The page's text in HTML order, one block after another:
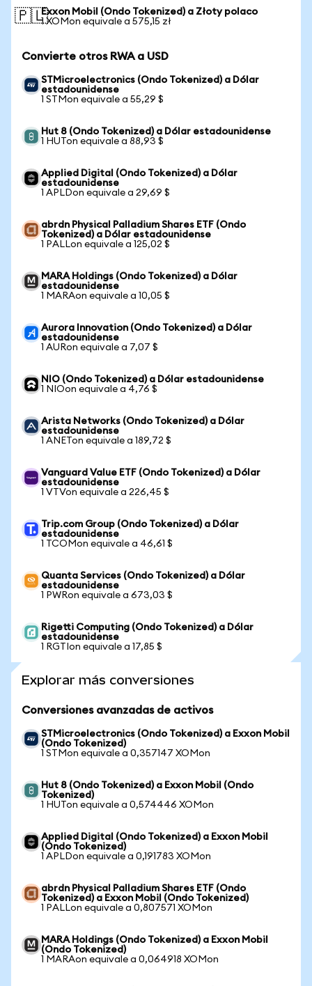
🇵🇱Exxon Mobil (Ondo Tokenized) a Złoty polaco
1 XOMon equivale a 575,15 zł
Convierte otros RWA a USD
STMicroelectronics (Ondo Tokenized) a Dólar
estadounidense
1 STMon equivale a 55,29 $
Hut 8 (Ondo Tokenized) a Dólar estadounidense
1 HUTon equivale a 88,93 $
Applied Digital (Ondo Tokenized) a Dólar
estadounidense
1 APLDon equivale a 29,69 $
abrdn Physical Palladium Shares ETF (Ondo
Tokenized) a Dólar estadounidense
1 PALLon equivale a 125,02 $
MARA Holdings (Ondo Tokenized) a Dólar
estadounidense
1 MARAon equivale a 10,05 $
Aurora Innovation (Ondo Tokenized) a Dólar
estadounidense
1 AURon equivale a 7,07 $
NIO (Ondo Tokenized) a Dólar estadounidense
1 NIOon equivale a 4,76 $
Arista Networks (Ondo Tokenized) a Dólar
estadounidense
1 ANETon equivale a 189,72 $
Vanguard Value ETF (Ondo Tokenized) a Dólar
estadounidense
1 VTVon equivale a 226,45 $
Trip.com Group (Ondo Tokenized) a Dólar
estadounidense
1 TCOMon equivale a 46,61 $
Quanta Services (Ondo Tokenized) a Dólar
estadounidense
1 PWRon equivale a 673,03 $
Rigetti Computing (Ondo Tokenized) a Dólar
estadounidense
1 RGTIon equivale a 17,85 $
Explorar más conversiones
Conversiones avanzadas de activos
STMicroelectronics (Ondo Tokenized) a Exxon Mobil
(Ondo Tokenized)
1 STMon equivale a 0,357147 XOMon
Hut 8 (Ondo Tokenized) a Exxon Mobil (Ondo
Tokenized)
1 HUTon equivale a 0,574446 XOMon
Applied Digital (Ondo Tokenized) a Exxon Mobil
(Ondo Tokenized)
1 APLDon equivale a 0,191783 XOMon
abrdn Physical Palladium Shares ETF (Ondo
Tokenized) a Exxon Mobil (Ondo Tokenized)
1 PALLon equivale a 0,807571 XOMon
MARA Holdings (Ondo Tokenized) a Exxon Mobil
(Ondo Tokenized)
1 MARAon equivale a 0,064918 XOMon